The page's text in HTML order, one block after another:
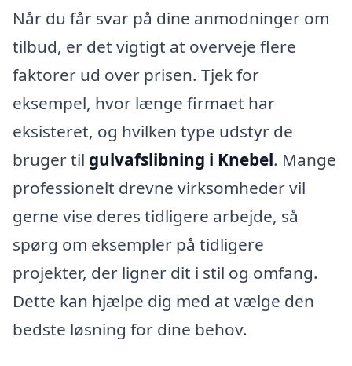
Når du får svar på dine anmodninger om
tilbud, er det vigtigt at overveje flere
faktorer ud over prisen. Tjek for
eksempel, hvor længe firmaet har
eksisteret, og hvilken type udstyr de
bruger til gulvafslibning i Knebel. Mange
professionelt drevne virksomheder vil
gerne vise deres tidligere arbejde, så
spørg om eksempler på tidligere
projekter, der ligner dit i stil og omfang.
Dette kan hjælpe dig med at vælge den
bedste løsning for dine behov.